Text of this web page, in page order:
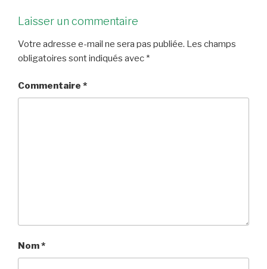
Laisser un commentaire
Votre adresse e-mail ne sera pas publiée. Les champs
obligatoires sont indiqués avec *
Commentaire *
Nom*